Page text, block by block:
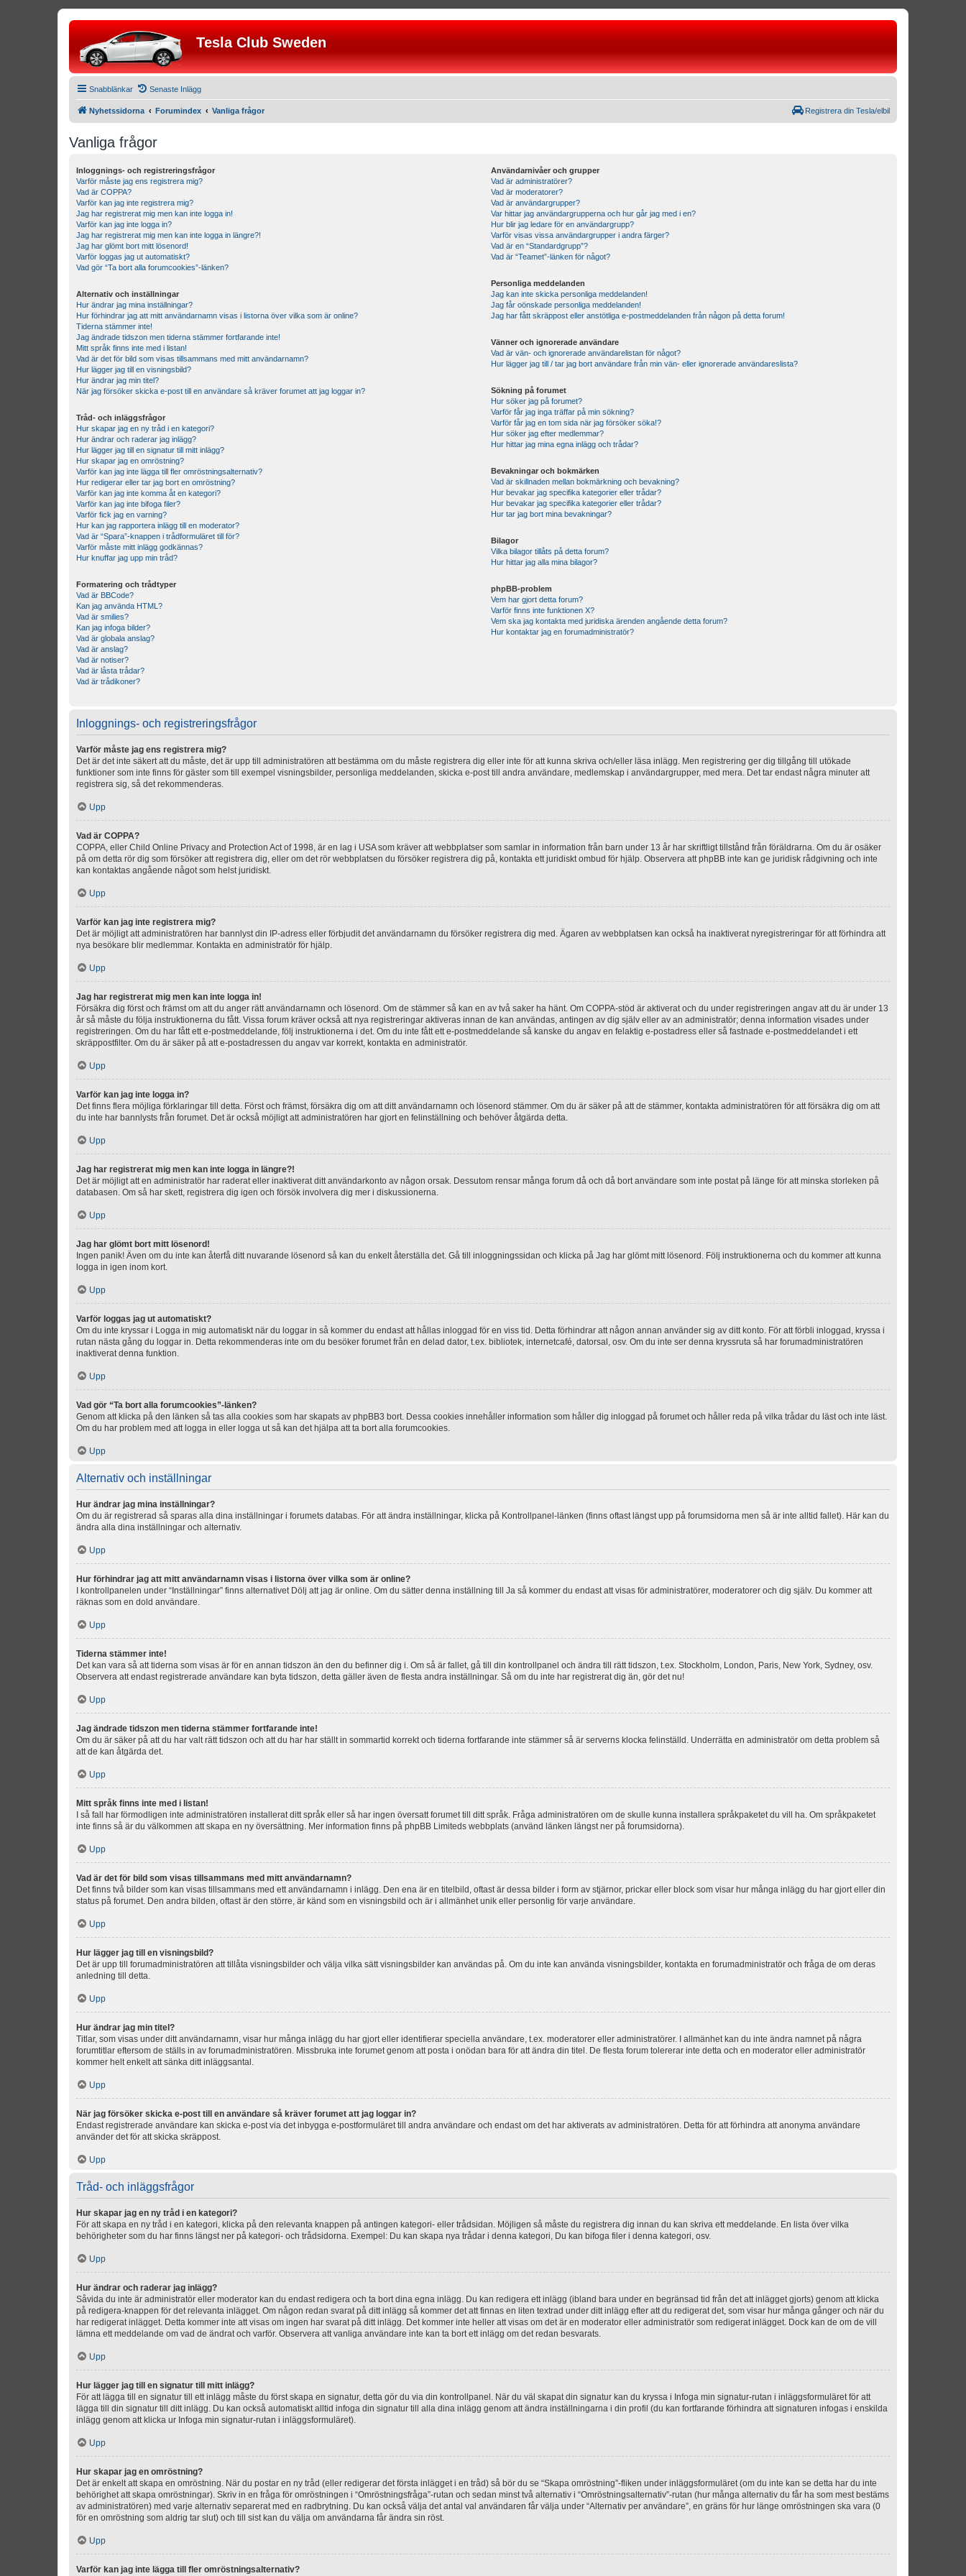
Tesla Club Sweden
Snabblänkar Senaste Inlägg
Nyhetssidorna Forumindex Vanliga frågor Registrera din Tesla/elbil
Vanliga frågor
Inloggnings- och registreringsfrågor
Varför måste jag ens registrera mig?
Vad är COPPA?
Varför kan jag inte registrera mig?
Jag har registrerat mig men kan inte logga in!
Varför kan jag inte logga in?
Jag har registrerat mig men kan inte logga in längre?!
Jag har glömt bort mitt lösenord!
Varför loggas jag ut automatiskt?
Vad gör “Ta bort alla forumcookies”-länken?
Alternativ och inställningar
Hur ändrar jag mina inställningar?
Hur förhindrar jag att mitt användarnamn visas i listorna över vilka som är online?
Tiderna stämmer inte!
Jag ändrade tidszon men tiderna stämmer fortfarande inte!
Mitt språk finns inte med i listan!
Vad är det för bild som visas tillsammans med mitt användarnamn?
Hur lägger jag till en visningsbild?
Hur ändrar jag min titel?
När jag försöker skicka e-post till en användare så kräver forumet att jag loggar in?
Tråd- och inläggsfrågor
Hur skapar jag en ny tråd i en kategori?
Hur ändrar och raderar jag inlägg?
Hur lägger jag till en signatur till mitt inlägg?
Hur skapar jag en omröstning?
Varför kan jag inte lägga till fler omröstningsalternativ?
Hur redigerar eller tar jag bort en omröstning?
Varför kan jag inte komma åt en kategori?
Varför kan jag inte bifoga filer?
Varför fick jag en varning?
Hur kan jag rapportera inlägg till en moderator?
Vad är “Spara”-knappen i trådformuläret till för?
Varför måste mitt inlägg godkännas?
Hur knuffar jag upp min tråd?
Formatering och trådtyper
Vad är BBCode?
Kan jag använda HTML?
Vad är smilies?
Kan jag infoga bilder?
Vad är globala anslag?
Vad är anslag?
Vad är notiser?
Vad är låsta trådar?
Vad är trådikoner?
Användarnivåer och grupper
Vad är administratörer?
Vad är moderatorer?
Vad är användargrupper?
Var hittar jag användargrupperna och hur går jag med i en?
Hur blir jag ledare för en användargrupp?
Varför visas vissa användargrupper i andra färger?
Vad är en “Standardgrupp”?
Vad är “Teamet”-länken för något?
Personliga meddelanden
Jag kan inte skicka personliga meddelanden!
Jag får oönskade personliga meddelanden!
Jag har fått skräppost eller anstötliga e-postmeddelanden från någon på detta forum!
Vänner och ignorerade användare
Vad är vän- och ignorerade användarelistan för något?
Hur lägger jag till / tar jag bort användare från min vän- eller ignorerade användareslista?
Sökning på forumet
Hur söker jag på forumet?
Varför får jag inga träffar på min sökning?
Varför får jag en tom sida när jag försöker söka!?
Hur söker jag efter medlemmar?
Hur hittar jag mina egna inlägg och trådar?
Bevakningar och bokmärken
Vad är skillnaden mellan bokmärkning och bevakning?
Hur bevakar jag specifika kategorier eller trådar?
Hur bevakar jag specifika kategorier eller trådar?
Hur tar jag bort mina bevakningar?
Bilagor
Vilka bilagor tillåts på detta forum?
Hur hittar jag alla mina bilagor?
phpBB-problem
Vem har gjort detta forum?
Varför finns inte funktionen X?
Vem ska jag kontakta med juridiska ärenden angående detta forum?
Hur kontaktar jag en forumadministratör?
Inloggnings- och registreringsfrågor
Varför måste jag ens registrera mig?
Det är det inte säkert att du måste, det är upp till administratören att bestämma om du måste registrera dig eller inte för att kunna skriva och/eller läsa inlägg. Men registrering ger dig tillgång till utökade
funktioner som inte finns för gäster som till exempel visningsbilder, personliga meddelanden, skicka e-post till andra användare, medlemskap i användargrupper, med mera. Det tar endast några minuter att
registrera sig, så det rekommenderas.
Upp
Vad är COPPA?
COPPA, eller Child Online Privacy and Protection Act of 1998, är en lag i USA som kräver att webbplatser som samlar in information från barn under 13 år har skriftligt tillstånd från föräldrarna. Om du är osäker
på om detta rör dig som försöker att registrera dig, eller om det rör webbplatsen du försöker registrera dig på, kontakta ett juridiskt ombud för hjälp. Observera att phpBB inte kan ge juridisk rådgivning och inte
kan kontaktas angående något som helst juridiskt.
Upp
Varför kan jag inte registrera mig?
Det är möjligt att administratören har bannlyst din IP-adress eller förbjudit det användarnamn du försöker registrera dig med. Ägaren av webbplatsen kan också ha inaktiverat nyregistreringar för att förhindra att
nya besökare blir medlemmar. Kontakta en administratör för hjälp.
Upp
Jag har registrerat mig men kan inte logga in!
Försäkra dig först och främst om att du anger rätt användarnamn och lösenord. Om de stämmer så kan en av två saker ha hänt. Om COPPA-stöd är aktiverat och du under registreringen angav att du är under 13
år så måste du följa instruktionerna du fått. Vissa forum kräver också att nya registreringar aktiveras innan de kan användas, antingen av dig själv eller av an administratör; denna information visades under
registreringen. Om du har fått ett e-postmeddelande, följ instruktionerna i det. Om du inte fått ett e-postmeddelande så kanske du angav en felaktig e-postadress eller så fastnade e-postmeddelandet i ett
skräppostfilter. Om du är säker på att e-postadressen du angav var korrekt, kontakta en administratör.
Upp
Varför kan jag inte logga in?
Det finns flera möjliga förklaringar till detta. Först och främst, försäkra dig om att ditt användarnamn och lösenord stämmer. Om du är säker på att de stämmer, kontakta administratören för att försäkra dig om att
du inte har bannlysts från forumet. Det är också möjligt att administratören har gjort en felinställning och behöver åtgärda detta.
Upp
Jag har registrerat mig men kan inte logga in längre?!
Det är möjligt att en administratör har raderat eller inaktiverat ditt användarkonto av någon orsak. Dessutom rensar många forum då och då bort användare som inte postat på länge för att minska storleken på
databasen. Om så har skett, registrera dig igen och försök involvera dig mer i diskussionerna.
Upp
Jag har glömt bort mitt lösenord!
Ingen panik! Även om du inte kan återfå ditt nuvarande lösenord så kan du enkelt återställa det. Gå till inloggningssidan och klicka på Jag har glömt mitt lösenord. Följ instruktionerna och du kommer att kunna
logga in igen inom kort.
Upp
Varför loggas jag ut automatiskt?
Om du inte kryssar i Logga in mig automatiskt när du loggar in så kommer du endast att hållas inloggad för en viss tid. Detta förhindrar att någon annan använder sig av ditt konto. För att förbli inloggad, kryssa i
rutan nästa gång du loggar in. Detta rekommenderas inte om du besöker forumet från en delad dator, t.ex. bibliotek, internetcafé, datorsal, osv. Om du inte ser denna kryssruta så har forumadministratören
inaktiverat denna funktion.
Upp
Vad gör “Ta bort alla forumcookies”-länken?
Genom att klicka på den länken så tas alla cookies som har skapats av phpBB3 bort. Dessa cookies innehåller information som håller dig inloggad på forumet och håller reda på vilka trådar du läst och inte läst.
Om du har problem med att logga in eller logga ut så kan det hjälpa att ta bort alla forumcookies.
Upp
Alternativ och inställningar
Hur ändrar jag mina inställningar?
Om du är registrerad så sparas alla dina inställningar i forumets databas. För att ändra inställningar, klicka på Kontrollpanel-länken (finns oftast längst upp på forumsidorna men så är inte alltid fallet). Här kan du
ändra alla dina inställningar och alternativ.
Upp
Hur förhindrar jag att mitt användarnamn visas i listorna över vilka som är online?
I kontrollpanelen under “Inställningar” finns alternativet Dölj att jag är online. Om du sätter denna inställning till Ja så kommer du endast att visas för administratörer, moderatorer och dig själv. Du kommer att
räknas som en dold användare.
Upp
Tiderna stämmer inte!
Det kan vara så att tiderna som visas är för en annan tidszon än den du befinner dig i. Om så är fallet, gå till din kontrollpanel och ändra till rätt tidszon, t.ex. Stockholm, London, Paris, New York, Sydney, osv.
Observera att endast registrerade användare kan byta tidszon, detta gäller även de flesta andra inställningar. Så om du inte har registrerat dig än, gör det nu!
Upp
Jag ändrade tidszon men tiderna stämmer fortfarande inte!
Om du är säker på att du har valt rätt tidszon och att du har har ställt in sommartid korrekt och tiderna fortfarande inte stämmer så är serverns klocka felinställd. Underrätta en administratör om detta problem så
att de kan åtgärda det.
Upp
Mitt språk finns inte med i listan!
I så fall har förmodligen inte administratören installerat ditt språk eller så har ingen översatt forumet till ditt språk. Fråga administratören om de skulle kunna installera språkpaketet du vill ha. Om språkpaketet
inte finns så är du välkommen att skapa en ny översättning. Mer information finns på phpBB Limiteds webbplats (använd länken längst ner på forumsidorna).
Upp
Vad är det för bild som visas tillsammans med mitt användarnamn?
Det finns två bilder som kan visas tillsammans med ett användarnamn i inlägg. Den ena är en titelbild, oftast är dessa bilder i form av stjärnor, prickar eller block som visar hur många inlägg du har gjort eller din
status på forumet. Den andra bilden, oftast är den större, är känd som en visningsbild och är i allmänhet unik eller personlig för varje användare.
Upp
Hur lägger jag till en visningsbild?
Det är upp till forumadministratören att tillåta visningsbilder och välja vilka sätt visningsbilder kan användas på. Om du inte kan använda visningsbilder, kontakta en forumadministratör och fråga de om deras
anledning till detta.
Upp
Hur ändrar jag min titel?
Titlar, som visas under ditt användarnamn, visar hur många inlägg du har gjort eller identifierar speciella användare, t.ex. moderatorer eller administratörer. I allmänhet kan du inte ändra namnet på några
forumtitlar eftersom de ställs in av forumadministratören. Missbruka inte forumet genom att posta i onödan bara för att ändra din titel. De flesta forum tolererar inte detta och en moderator eller administratör
kommer helt enkelt att sänka ditt inläggsantal.
Upp
När jag försöker skicka e-post till en användare så kräver forumet att jag loggar in?
Endast registrerade användare kan skicka e-post via det inbygga e-postformuläret till andra användare och endast om det har aktiverats av administratören. Detta för att förhindra att anonyma användare
använder det för att skicka skräppost.
Upp
Tråd- och inläggsfrågor
Hur skapar jag en ny tråd i en kategori?
För att skapa en ny tråd i en kategori, klicka på den relevanta knappen på antingen kategori- eller trådsidan. Möjligen så måste du registrera dig innan du kan skriva ett meddelande. En lista över vilka
behörigheter som du har finns längst ner på kategori- och trådsidorna. Exempel: Du kan skapa nya trådar i denna kategori, Du kan bifoga filer i denna kategori, osv.
Upp
Hur ändrar och raderar jag inlägg?
Såvida du inte är administratör eller moderator kan du endast redigera och ta bort dina egna inlägg. Du kan redigera ett inlägg (ibland bara under en begränsad tid från det att inlägget gjorts) genom att klicka
på redigera-knappen för det relevanta inlägget. Om någon redan svarat på ditt inlägg så kommer det att finnas en liten textrad under ditt inlägg efter att du redigerat det, som visar hur många gånger och när du
har redigerat inlägget. Detta kommer inte att visas om ingen har svarat på ditt inlägg. Det kommer inte heller att visas om det är en moderator eller administratör som redigerat inlägget. Dock kan de om de vill
lämna ett meddelande om vad de ändrat och varför. Observera att vanliga användare inte kan ta bort ett inlägg om det redan besvarats.
Upp
Hur lägger jag till en signatur till mitt inlägg?
För att lägga till en signatur till ett inlägg måste du först skapa en signatur, detta gör du via din kontrollpanel. När du väl skapat din signatur kan du kryssa i Infoga min signatur-rutan i inläggsformuläret för att
lägga till din signatur till ditt inlägg. Du kan också automatiskt alltid infoga din signatur till alla dina inlägg genom att ändra inställningarna i din profil (du kan fortfarande förhindra att signaturen infogas i enskilda
inlägg genom att klicka ur Infoga min signatur-rutan i inläggsformuläret).
Upp
Hur skapar jag en omröstning?
Det är enkelt att skapa en omröstning. När du postar en ny tråd (eller redigerar det första inlägget i en tråd) så bör du se “Skapa omröstning”-fliken under inläggsformuläret (om du inte kan se detta har du inte
behörighet att skapa omröstningar). Skriv in en fråga för omröstningen i “Omröstningsfråga”-rutan och sedan minst två alternativ i “Omröstningsalternativ”-rutan (hur många alternativ du får ha som mest bestäms
av administratören) med varje alternativ separerat med en radbrytning. Du kan också välja det antal val användaren får välja under “Alternativ per användare”, en gräns för hur länge omröstningen ska vara (0
för en omröstning som aldrig tar slut) och till sist kan du välja om användarna får ändra sin röst.
Upp
Varför kan jag inte lägga till fler omröstningsalternativ?